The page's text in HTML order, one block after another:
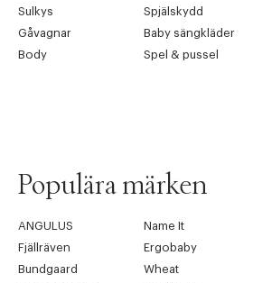
Sulkys
Spjälskydd
Gåvagnar
Baby sängkläder
Body
Spel & pussel
Populära märken
ANGULUS Name It
Fjällräven
Ergobaby
Bundgaard
Wheat